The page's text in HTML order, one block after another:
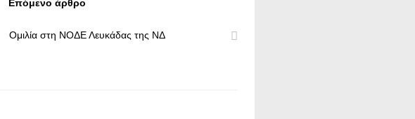
Επόμενο άρθρο
Ομιλία στη ΝΟΔΕ Λευκάδας της ΝΔ